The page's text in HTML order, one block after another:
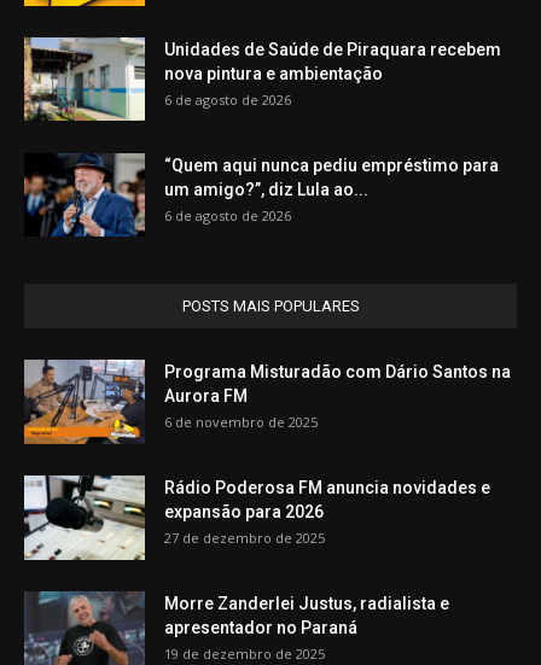
Unidades de Saúde de Piraquara recebem
nova pintura e ambientação
6 de agosto de 2026
“Quem aqui nunca pediu empréstimo para
um amigo?”, diz Lula ao...
6 de agosto de 2026
POSTS MAIS POPULARES
Programa Misturadão com Dário Santos na
Aurora FM
6 de novembro de 2025
Rádio Poderosa FM anuncia novidades e
expansão para 2026
27 de dezembro de 2025
Morre Zanderlei Justus, radialista e
apresentador no Paraná
19 de dezembro de 2025